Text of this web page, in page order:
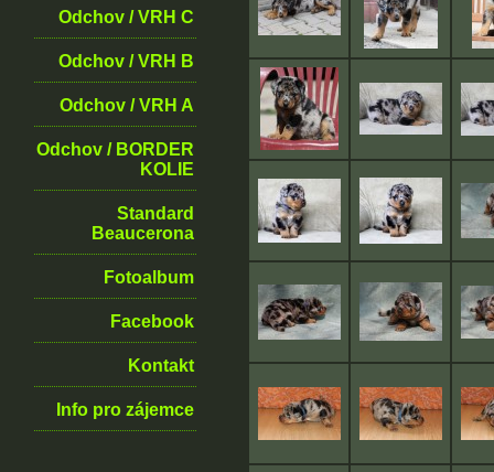
Odchov / VRH C
Odchov / VRH B
Odchov / VRH A
Odchov / BORDER
KOLIE
Standard
Beaucerona
Fotoalbum
Facebook
Kontakt
Info pro zájemce